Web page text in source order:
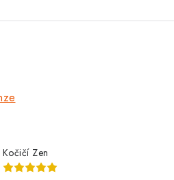
Kočičí Zen